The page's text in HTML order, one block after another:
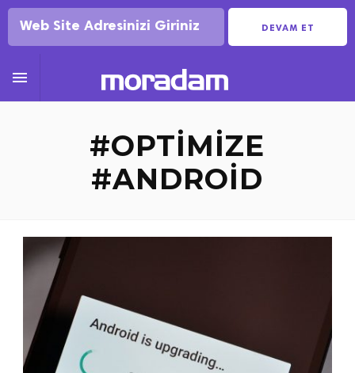
DEVAM ET

#OPTIMIZE
#ANDROID